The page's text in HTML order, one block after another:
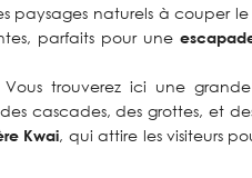
paysages naturels à couper le
parfaits pour une
Vous trouverez ici une
cascades, des grottes, et
Kwai, qui attire les visiteurs